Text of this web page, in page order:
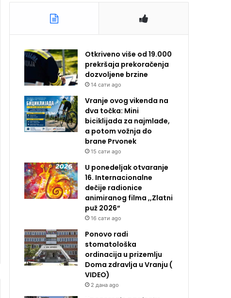
Otkriveno više od 19.000
prekršaja prekoračenja
dozvoljene brzine
14 сати ago
Vranje ovog vikenda na
dva točka: Mini
biciklijada za najmlađe,
a potom vožnja do
brane Prvonek
15 сати ago
U ponedeljak otvaranje
16. Internacionalne
dečije radionice
animiranog filma ,,Zlatni
puž 2026“
16 сати ago
Ponovo radi
stomatološka
ordinacija u prizemlju
Doma zdravlja u Vranju (
VIDEO)
2 дана ago